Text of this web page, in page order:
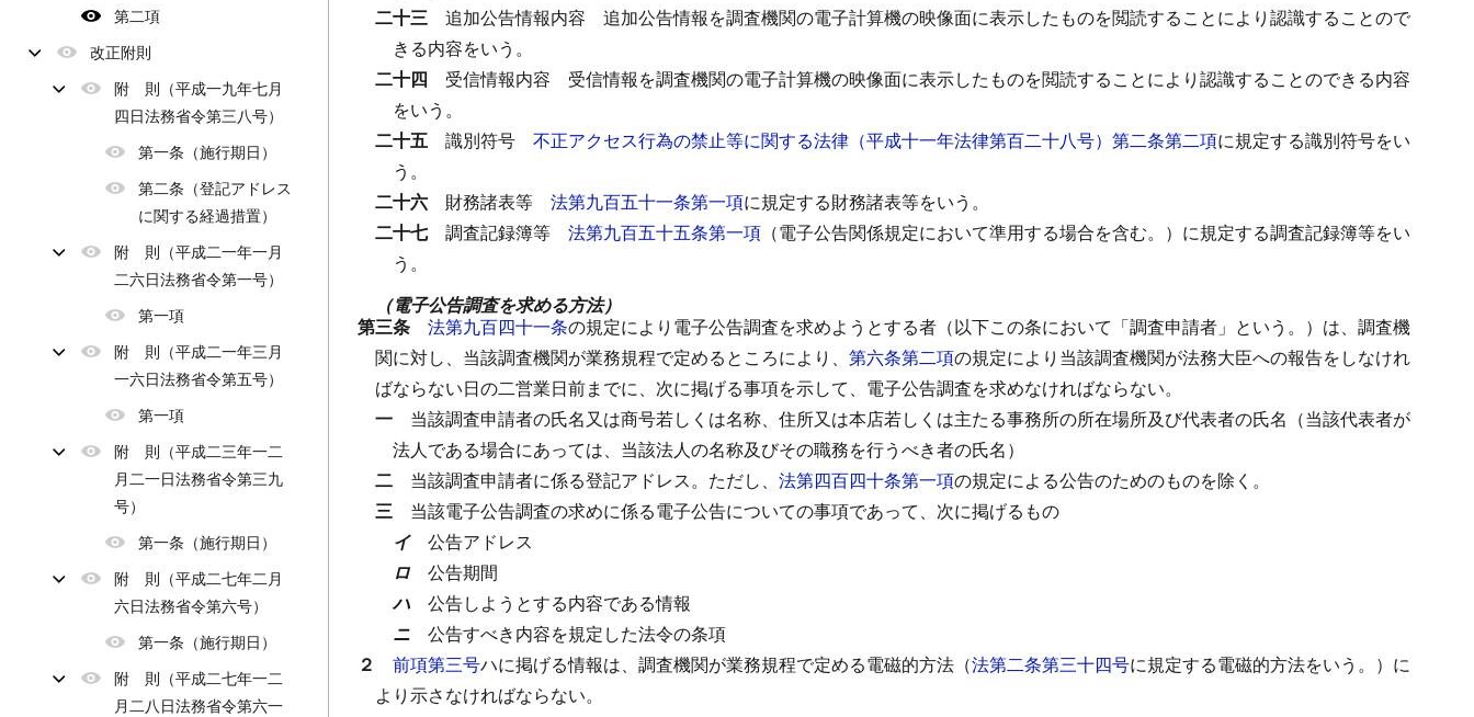
第二項
改正附則
附 則（平成一九年七月
四日法務省令第三八号）
第一条（施行期日）
第二条（登記アドレス
に関する経過措置）
附 則（平成二一年一月
二六日法務省令第一号）
第一項
附 則（平成二一年三月
一六日法務省令第五号）
第一項
附 則（平成二三年一二
月二一日法務省令第三九
号）
第一条（施行期日）
附 則（平成二七年二月
六日法務省令第六号）
第一条（施行期日）
附 則（平成二七年一二
月二八日法務省令第六一
二十三 追加公告情報内容
追加公告情報を調査機関の電子計算機の映像面に表示したものを閲読することにより認識することので
きる内容をいう。
二十四 受信情報内容
受信情報を調査機関の電子計算機の映像面に表示したものを閲読することにより認識することのできる内容
をいう。
二十五 識別符号 不正アクセス行為の禁止等に関する法律（平成十一年法律第百二十八号）第二条第二項に規定する識別符号をい
う。
二十六 財務諸表等 法第九百五十一条第一項に規定する財務諸表等をいう。
二十七 調査記録簿等 法第九百五十五条第一項 （電子公告関係規定において準用する場合を含む。）に規定する調査記録簿等をい
う。
（電子公告調査を求める方法）
第三条 法第九百四十一条の規定により電子公告調査を求めようとする者（以下この条において「調査申請者」という。）は、調査機
関に対し、当該調査機関が業務規程で定めるところにより、 第六条第二項の規定により当該調査機関が法務大臣への報告をしなけれ
ばならない日の二営業日前までに、次に掲げる事項を示して、電子公告調査を求めなければならない。
一 当該調査申請者の氏名又は商号若しくは名称、住所又は本店若しくは主たる事務所の所在場所及び代表者の氏名（当該代表者が
法人である場合にあっては、当該法人の名称及びその職務を行うべき者の氏名）
二 当該調査申請者に係る登記アドレス。 ただし、 法第四百四十条第一項の規定による公告のためのものを除く。
三 当該電子公告調査の求めに係る電子公告についての事項であって、次に掲げるもの
イ 公告アドレス
ロ 公告期間
ハ 公告しようとする内容である情報
ニ 公告すべき内容を規定した法令の条項
２ 前項第三号ハに掲げる情報は、調査機関が業務規程で定める電磁的方法（法第二条第三十四号に規定する電磁的方法をいう。）に
より示さなければならない。